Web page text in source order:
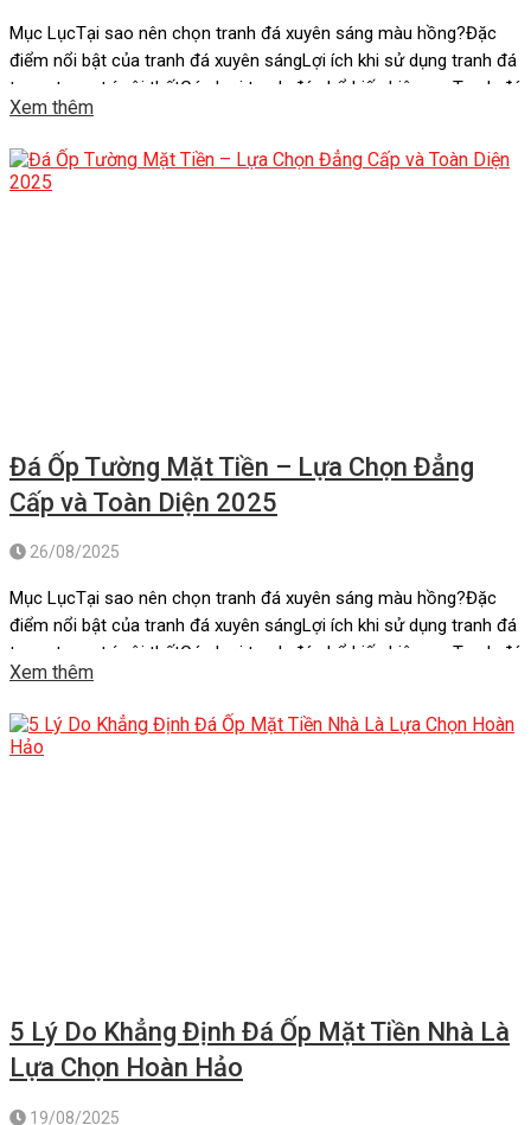
Mục LụcTại sao nên chọn tranh đá xuyên sáng màu hồng?Đặc
điểm nổi bật của tranh đá xuyên sángLợi ích khi sử dụng tranh đá
trong trang trí nội thấtCác loại tranh đá phổ biến hiện nayTranh đá
màu hồng: Vẻ đẹp ngọt ngào và lôi cuốnTranh đá xuyên sáng
Xem thêm
Đá Ốp Tường Mặt Tiền – Lựa Chọn Đẳng
Cấp và Toàn Diện 2025
26/08/2025
Mục LụcTại sao nên chọn tranh đá xuyên sáng màu hồng?Đặc
điểm nổi bật của tranh đá xuyên sángLợi ích khi sử dụng tranh đá
trong trang trí nội thấtCác loại tranh đá phổ biến hiện nayTranh đá
màu hồng: Vẻ đẹp ngọt ngào và lôi cuốnTranh đá xuyên sáng
Xem thêm
5 Lý Do Khẳng Định Đá Ốp Mặt Tiền Nhà Là
Lựa Chọn Hoàn Hảo
19/08/2025